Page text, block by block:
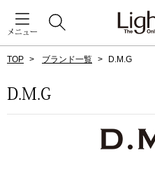
メニュー
TOP ブランド一覧 D.M.G
D.M.G